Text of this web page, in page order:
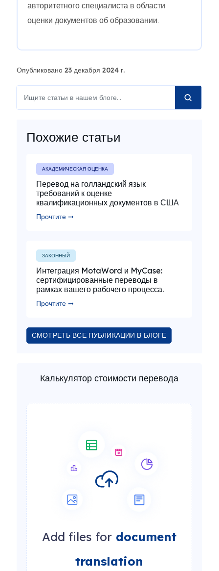
авторитетного специалиста в области
оценки документов об образовании.
Опубликовано 23 декабря 2024 г.
Похожие статьи
АКАДЕМИЧЕСКАЯ ОЦЕНКА
Перевод на голландский язык
требований к оценке
квалификационных документов в США
Прочтите ➞
ЗАКОННЫЙ
Интеграция MotaWord и MyCase:
сертифицированные переводы в
рамках вашего рабочего процесса.
Прочтите ➞
СМОТРЕТЬ ВСЕ ПУБЛИКАЦИИ В БЛОГЕ
Калькулятор стоимости перевода
Add files for document
translation